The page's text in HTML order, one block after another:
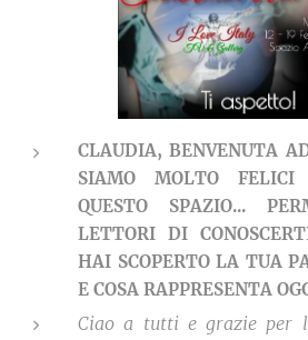
CLAUDIA, BENVENUTA
SIAMO MOLTO
QUESTO SPAZIO...
LETTORI DI
HAI SCOPERTO LA TUA
E COSA RAPPRESENTA
Ciao a tutti e grazie per